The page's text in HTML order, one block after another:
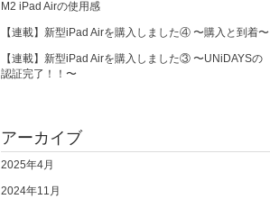
M2 iPad Airの使用感
【連載】新型iPad Airを購入しました④ 〜購入と到着〜
【連載】新型iPad Airを購入しました③ 〜UNiDAYSの
認証完了！！〜
アーカイブ
2025年4月
2024年11月